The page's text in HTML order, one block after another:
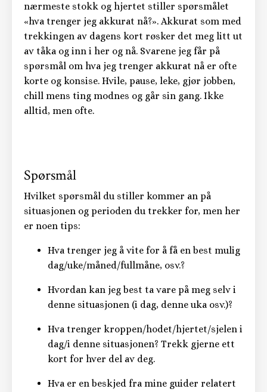
nærmeste stokk og hjertet stiller spørsmålet
«hva trenger jeg akkurat nå?». Akkurat som med
trekkingen av dagens kort røsker det meg litt ut
av tåka og inn i her og nå. Svarene jeg får på
spørsmål om hva jeg trenger akkurat nå er ofte
korte og konsise. Hvile, pause, leke, gjør jobben,
chill mens ting modnes og går sin gang. Ikke
alltid, men ofte.
Spørsmål
Hvilket spørsmål du stiller kommer an på
situasjonen og perioden du trekker for, men her
er noen tips:
Hva trenger jeg å vite for å få en best mulig
dag/uke/måned/fullmåne, osv.?
Hvordan kan jeg best ta vare på meg selv i
denne situasjonen (i dag, denne uka osv.)?
Hva trenger kroppen/hodet/hjertet/sjelen i
dag/i denne situasjonen? Trekk gjerne ett
kort for hver del av deg.
Hva er en beskjed fra mine guider relatert